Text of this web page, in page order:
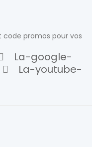
code promos pour vos
La-google-
La-youtube-